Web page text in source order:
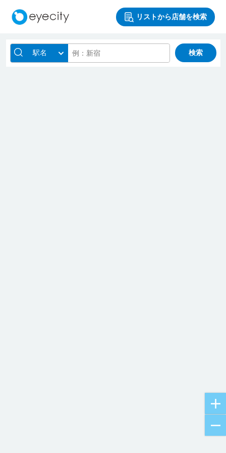
リストから店舗を検索
駅名 検索